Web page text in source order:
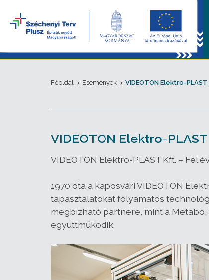
Főoldal > Események > VIDEOTON Elektro-PLAST
VIDEOTON Elektro-
VIDEOTON Elektro-PLAST Kft. – Fél
1970 óta a kaposvári VIDEOTON
tapasztalatokat folyamatos
megbízható partnere, mint a
együttműködik.